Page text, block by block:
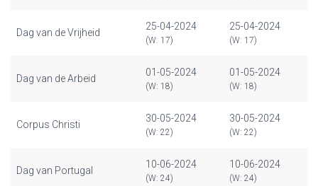
Dag van de Vrijheid
25-04-2024
(W: 17)
25-04-2024
(W: 17)
Dag van de Arbeid
01-05-2024
(W: 18)
01-05-2024
(W: 18)
Corpus Christi
30-05-2024
(W: 22)
30-05-2024
(W: 22)
Dag van Portugal
10-06-2024
(W: 24)
10-06-2024
(W: 24)